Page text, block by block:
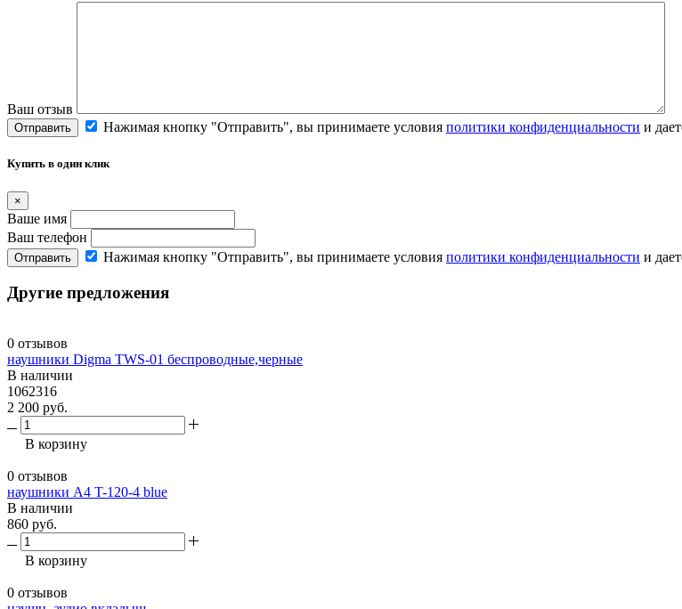
Ваш отзыв
Отправить Нажимая кнопку "Отправить", вы принимаете условия политики конфиденциальности и
Купить в один клик
×
Ваше имя
Ваш телефон
Отправить Нажимая кнопку "Отправить", вы принимаете условия политики конфиденциальности и
Другие предложения
0 отзывов
наушники Digma TWS-01 беспроводные,черные
В наличии
1062316
2 200 руб.
В корзину
0 отзывов
наушники A4 T-120-4 blue
В наличии
860 руб.
В корзину
0 отзывов